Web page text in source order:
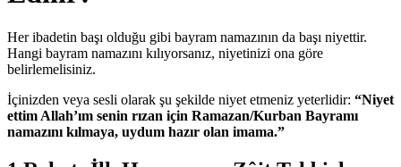
Her ibadetin başı olduğu gibi bayram namazının da başı niyettir.
Hangi bayram namazını kılıyorsanız, niyetinizi ona göre
belirlemelisiniz.
İçinizden veya sesli olarak şu şekilde niyet etmeniz yeterlidir: “Niyet
ettim Allah’ım senin rızan için Ramazan/Kurban Bayramı
namazını kılmaya, uydum hazır olan imama.”